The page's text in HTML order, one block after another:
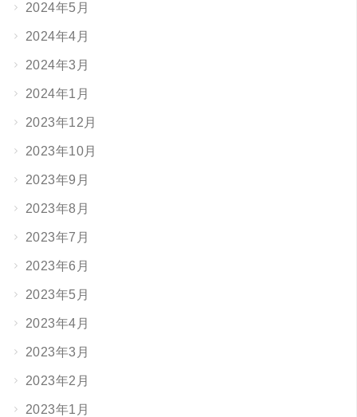
2024年5月
2024年4月
2024年3月
2024年1月
2023年12月
2023年10月
2023年9月
2023年8月
2023年7月
2023年6月
2023年5月
2023年4月
2023年3月
2023年2月
2023年1月